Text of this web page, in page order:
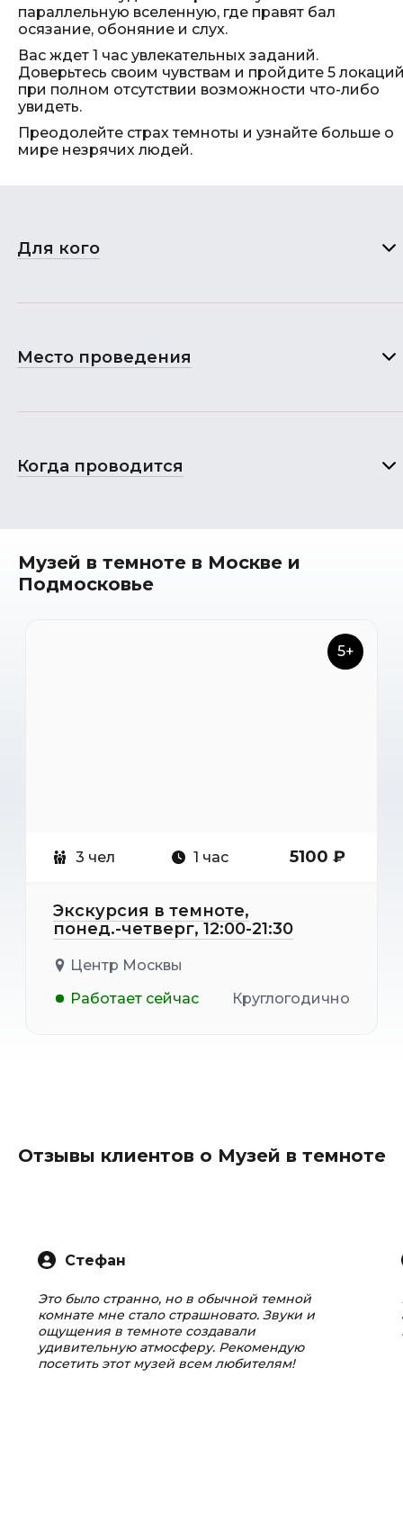
параллельную вселенную, где правят бал
осязание, обоняние и слух.
Вас ждет 1 час увлекательных заданий.
Доверьтесь своим чувствам и пройдите 5
при полном отсутствии возможности что-либо
увидеть.
Преодолейте страх темноты и узнайте больше о
мире незрячих людей.
Для кого
Место проведения
Когда проводится
Музей в темноте в Москве и
Подмосковье
5+
3 чел 1 час 5100 ₽
Экскурсия в темноте,
понед.-четверг, 12:00-21:30
Центр Москвы
Работает сейчас
Круглогодично
Отзывы клиентов о Музей в темноте
Стефан
Это было странно, но в обычной темной
комнате мне стало страшновато. Звуки и
ощущения в темноте создавали
удивительную атмосферу. Рекомендую
посетить этот музей всем любителям!